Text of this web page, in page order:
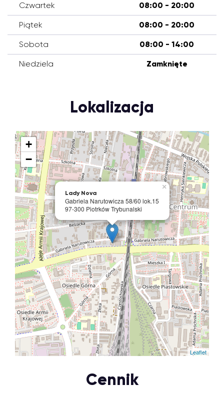
Czwartek 08:00 - 20:00
Piątek 08:00 - 20:00
Sobota 08:00 - 14:00
Niedziela Zamknięte
Lokalizacja
Lady Nova
Gabriela Narutowicza 58/60 lok.15
97-300 Piotrków Trybunalski
×
+
−
Leaflet
Cennik